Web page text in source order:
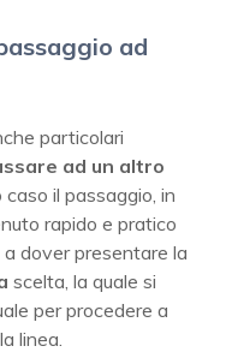
ad
particolari
ad un altro
caso il passaggio, in
rapido e pratico
dover presentare la
scelta, la quale si
per procedere a
linea.